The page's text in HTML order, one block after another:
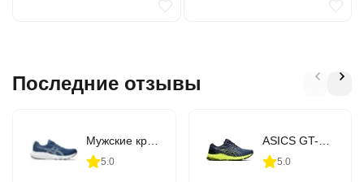
Последние отзывы
5.0 5.0